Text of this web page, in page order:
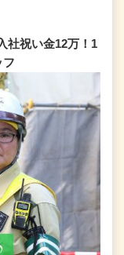
社祝い金12万！1
フ